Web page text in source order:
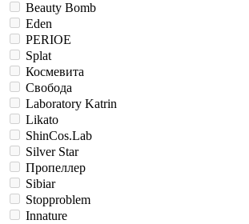
Beauty Bomb
Eden
PERIOE
Splat
Космевита
Свобода
Laboratory Katrin
Likato
ShinCos.Lab
Silver Star
Пропеллер
Sibiar
Stopproblem
Innature